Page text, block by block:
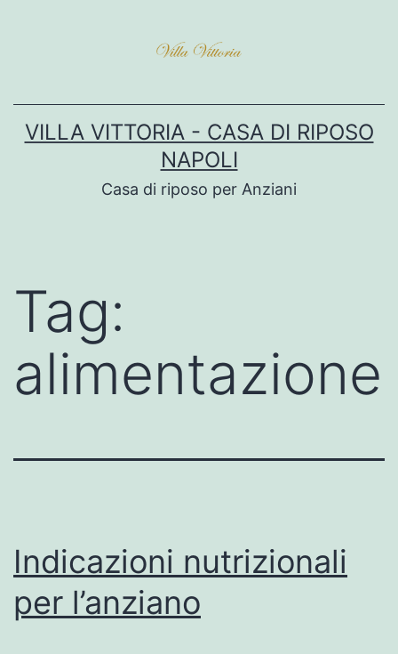
VILLA VITTORIA - CASA DI RIPOSO
NAPOLI
Casa di riposo per Anziani
Tag:
alimentazione
Indicazioni nutrizionali
per l’anziano